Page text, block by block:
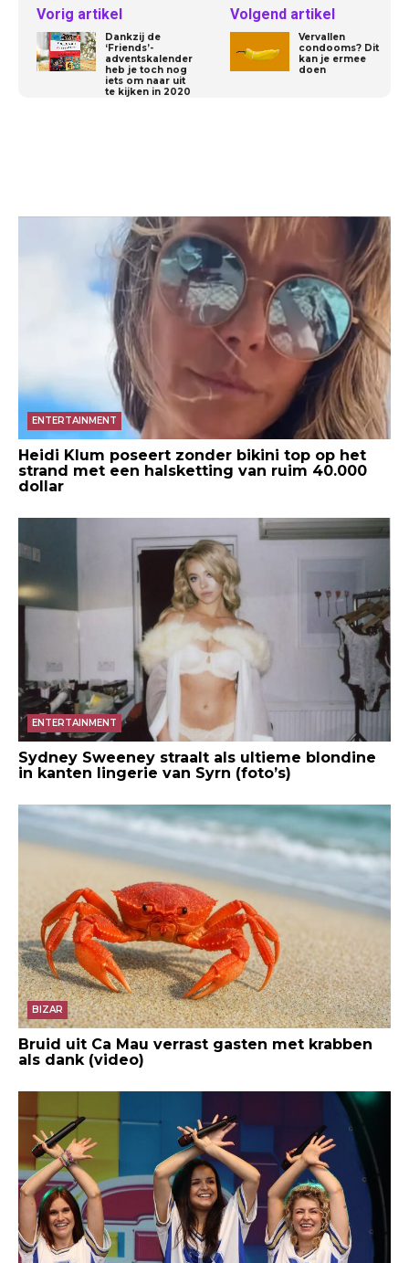
Vorig artikel
Dankzij de
‘Friends’-
adventskalender
heb je toch nog
iets om naar uit
te kijken in 2020
Volgend artikel
Vervallen
condooms? Dit
kan je ermee
doen
ENTERTAINMENT
Heidi Klum poseert zonder bikini top op het
strand met een halsketting van ruim 40.000
dollar
ENTERTAINMENT
Sydney Sweeney straalt als ultieme blondine
in kanten lingerie van Syrn (foto’s)
BIZAR
Bruid uit Ca Mau verrast gasten met krabben
als dank (video)